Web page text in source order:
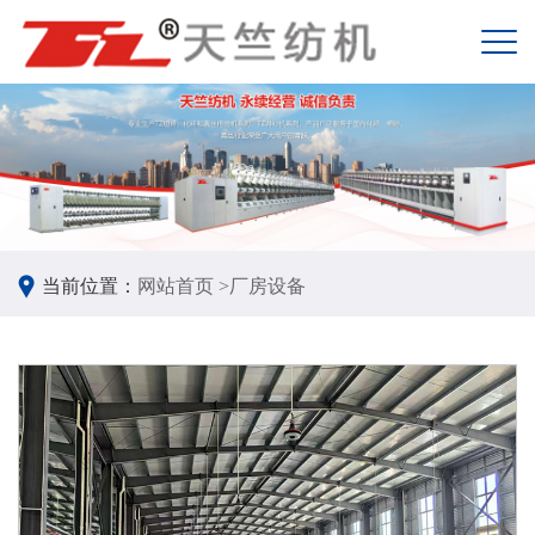
当前位置： 网站首页 >厂房设备